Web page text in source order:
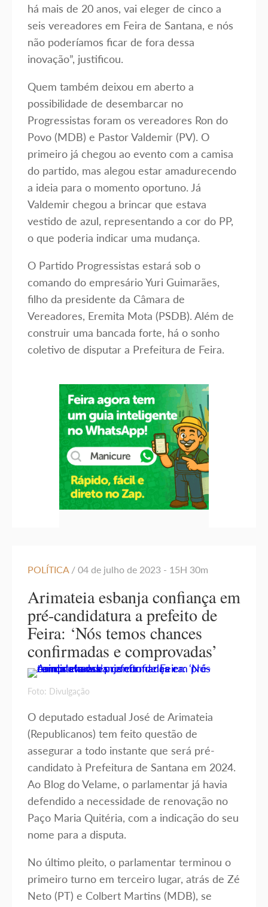
há mais de 20 anos, vai eleger de cinco a
seis vereadores em Feira de Santana, e nós
não poderíamos ficar de fora dessa
inovação”, justificou.
Quem também deixou em aberto a
possibilidade de desembarcar no
Progressistas foram os vereadores Ron do
Povo (MDB) e Pastor Valdemir (PV). O
primeiro já chegou ao evento com a camisa
do partido, mas alegou estar amadurecendo
a ideia para o momento oportuno. Já
Valdemir chegou a brincar que estava
vestido de azul, representando a cor do PP,
o que poderia indicar uma mudança.
O Partido Progressistas estará sob o
comando do empresário Yuri Guimarães,
filho da presidente da Câmara de
Vereadores, Eremita Mota (PSDB). Além de
construir uma bancada forte, há o sonho
coletivo de disputar a Prefeitura de Feira.
POLÍTICA / 04 de julho de 2023 - 15H 30m
Arimateia esbanja confiança em
pré-candidatura a prefeito de
Feira: ‘Nós temos chances
confirmadas e comprovadas’
Foto: Divulgação
O deputado estadual José de Arimateia
(Republicanos) tem feito questão de
assegurar a todo instante que será pré-
candidato à Prefeitura de Santana em 2024.
Ao Blog do Velame, o parlamentar já havia
defendido a necessidade de renovação no
Paço Maria Quitéria, com a indicação do seu
nome para a disputa.
No último pleito, o parlamentar terminou o
primeiro turno em terceiro lugar, atrás de Zé
Neto (PT) e Colbert Martins (MDB), se